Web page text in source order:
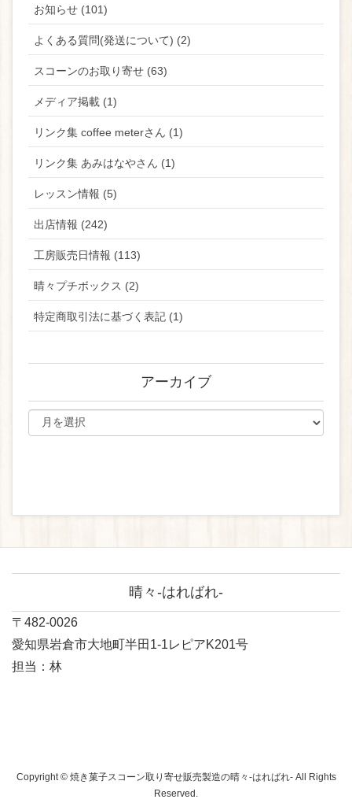
お知らせ (101)
よくある質問(発送について) (2)
スコーンのお取り寄せ (63)
メディア掲載 (1)
リンク集 coffee meterさん (1)
リンク集 あみはなやさん (1)
レッスン情報 (5)
出店情報 (242)
工房販売日情報 (113)
晴々プチボックス (2)
特定商取引法に基づく表記 (1)
アーカイブ
晴々-はればれ-
〒482-0026
愛知県岩倉市大地町半田1-1レピアK201号
担当：林
Copyright © 焼き菓子スコーン取り寄せ販売製造の晴々-はればれ- All Rights
Reserved.